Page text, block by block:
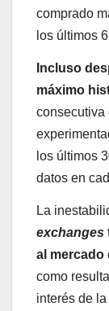
comprado
los últimos
Incluso
máximo
consecutiva
los últimos
datos en
La
exchanges
al mercado
como
interés de